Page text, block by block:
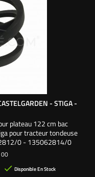
- STIGA -
plateau 122 cm bac
pour tracteur tondeuse
0 - 135062814/0
 Disponible En Stock